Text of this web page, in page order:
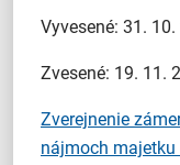
Vyvesené: 31.
Zvesené: 19. 11.
Zverejnenie
nájmoch majetku